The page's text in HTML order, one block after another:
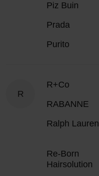
Piz Buin
Prada
Purito
R
R+Co
RABANNE
Ralph Lauren
Re-Born
Hairsolution